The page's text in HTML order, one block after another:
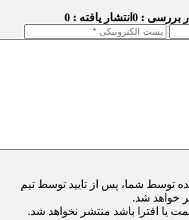
بررسی : 0 انتشار یافته : 0
توسط شما، پس از تایید توسط تیم
خواهد شد.
یا افترا باشد منتشر نخواهد شد.